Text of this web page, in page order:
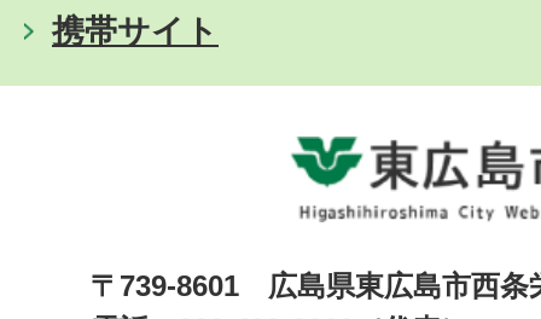
携帯サイト
〒739-8601 広島県東広島市西